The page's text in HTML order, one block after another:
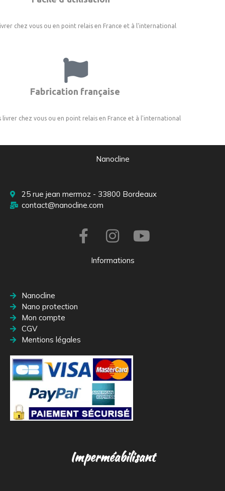
chez vous ou en point relais en France et à l'international
Fabrication française
livrer chez vous ou en point relais en France et à l'international
Nanocline
25 rue jean mermoz - 33800 Bordeaux
contact@nanocline.com
Informations
Nanocline
Nano protection
Mon compte
CGV
Mentions légales
Imperméabilisant